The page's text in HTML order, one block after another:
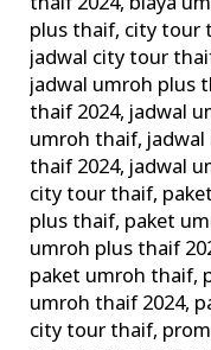
plus thaif, city tour
jadwal city tour
jadwal umroh plus
thaif 2024, jadwal
umroh thaif,
thaif 2024, jadwal
city tour thaif,
plus thaif, paket
umroh plus thaif
paket umroh thaif,
umroh thaif 2024,
city tour thaif,
Arab
Saudi